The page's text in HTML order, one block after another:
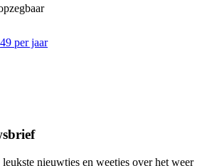
per jaar
nieuwtjes en weetjes over het weer